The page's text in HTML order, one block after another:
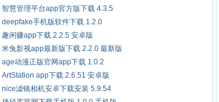
智慧管理平台app官方版下载 4.3.5
deepfake手机版软件下载 1.2.0
趣闲赚app下载 2.2.5 安卓版
米兔影视app最新版下载 2.2.0 最新版
age动漫正版官网app下载 1.0.2
ArtStation app下载 2.6.51 安卓版
nice滤镜相机安卓下载安装 5.9.54